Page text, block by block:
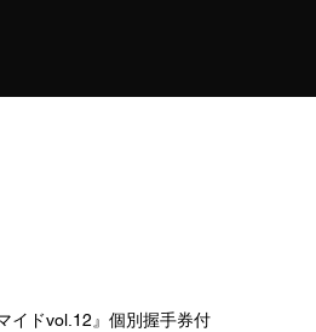
イドvol.12』個別握手券付